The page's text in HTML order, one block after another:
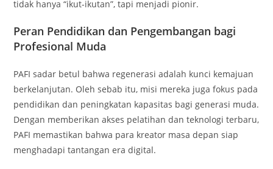
tidak hanya “ikut-ikutan”, tapi menjadi pionir.
Peran Pendidikan dan Pengembangan bagi
Profesional Muda
PAFI sadar betul bahwa regenerasi adalah kunci kemajuan
berkelanjutan. Oleh sebab itu, misi mereka juga fokus pada
pendidikan dan peningkatan kapasitas bagi generasi muda.
Dengan memberikan akses pelatihan dan teknologi terbaru,
PAFI memastikan bahwa para kreator masa depan siap
menghadapi tantangan era digital.